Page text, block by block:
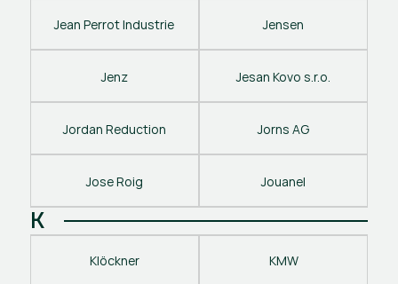
Jean Perrot Industrie Jensen
Jenz Jesan Kovo s.r.o.
Jordan Reduction Jorns AG
Jose Roig Jouanel
K
Klöckner KMW